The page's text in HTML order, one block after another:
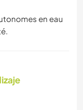
en eau